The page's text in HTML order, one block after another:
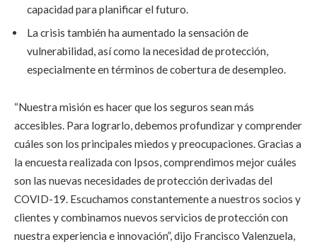
capacidad para planificar el futuro.
La crisis también ha aumentado la sensación de
vulnerabilidad, así como la necesidad de protección,
especialmente en términos de cobertura de desempleo.
“Nuestra misión es hacer que los seguros sean más
accesibles. Para lograrlo, debemos profundizar y comprender
cuáles son los principales miedos y preocupaciones. Gracias a
la encuesta realizada con Ipsos, comprendimos mejor cuáles
son las nuevas necesidades de protección derivadas del
COVID-19. Escuchamos constantemente a nuestros socios y
clientes y combinamos nuevos servicios de protección con
nuestra experiencia e innovación”, dijo Francisco Valenzuela,